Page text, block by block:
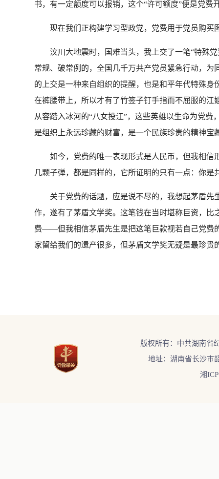
书，有一定额度可以报销，这个“许可额度”便是党费
现在我们正构建学习型政党，党费用于党员购买
汶川大地震时，国难当头，我上交了一笔“特殊党
常规、破常例的，全国几千万共产党员紧急行动，
的上交是一种来自组织的提醒，也是和平年代特殊
在裤腰带上，所以才有了竹签子钉手指而不屈服的
从容踏入冰河的“八女投江”，这些英雄以生命为党
是组织上永远珍藏的财富，是一个民族珍贵的精神宝
如今，党费的唯一表现形式是人民币，但我相信
几颗子弹，都是同样的，它所证明的只有一点：你是
关于党费的话题，应是说不尽的，我想起茅盾先
作，遂有了茅盾文学奖。这笔钱在当时堪称巨资，
费——但我相信茅盾先生是把这笔巨款视若自己党费
家留给我们的遗产很多，但茅盾文学奖无疑是最珍贵
版权所有：中共湖南省
地址：湖南省长沙市
湘